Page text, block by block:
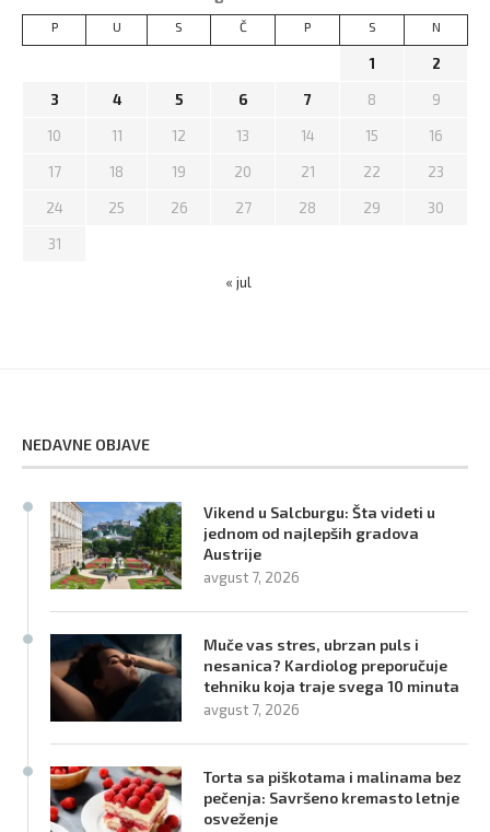
P U S Č P S N
1 2
3 4 5 6 7 8 9
10 11 12 13 14 15 16
17 18 19 20 21 22 23
24 25 26 27 28 29 30
31
« jul
NEDAVNE OBJAVE
Vikend u Salcburgu: Šta videti u
jednom od najlepših gradova
Austrije
avgust 7, 2026
Muče vas stres, ubrzan puls i
nesanica? Kardiolog preporučuje
tehniku koja traje svega 10 minuta
avgust 7, 2026
Torta sa piškotama i malinama bez
pečenja: Savršeno kremasto letnje
osveženje